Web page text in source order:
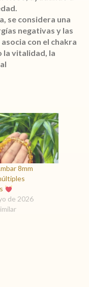
se considera una
negativas y las
con el chakra
la vitalidad, la
8mm
de 2026